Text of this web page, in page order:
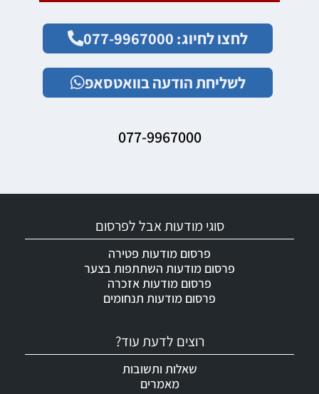
לחצו לחיוג: 077-9967000
לשליחת הודעה בוואטסאפ
077-9967000
רוצים לדעת עוד?
שאלות ותשובות
מאמרים
סוגי מודעות אבל לפרסום
פרסום מודעות פטירה
פרסום מודעות השתתפות בצער
פרסום מודעות אזכרה
פרסום מודעות תנחומים